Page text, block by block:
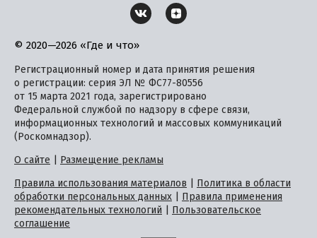
© 2020—2026 «Где и что»
Регистрационный номер и дата принятия решения
о регистрации: серия ЭЛ № ФС77-80556
от 15 марта 2021 года, зарегистрировано
Федеральной службой по надзору в сфере связи,
информационных технологий и массовых коммуникаций
(Роскомнадзор).
О сайте
Размещение рекламы
Правила использования материалов
Политика в области
обработки персональных данных
Правила применения
рекомендательных технологий
Пользовательское
соглашение